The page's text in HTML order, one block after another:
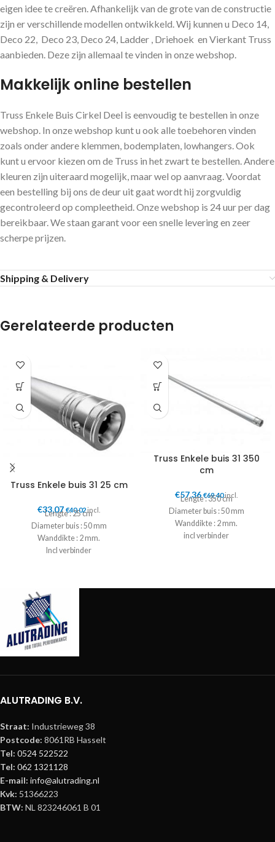
eigen idee te creëren. Afhankelijk van de grote van de constructie
zijn er verschillende modellen ontwikkeld. Wij kunnen u Deco 14,
Deco 22, Deco 23, Deco 24, Ladder , Driehoek en Vierkant Truss
aanbieden. Deze zijn allemaal te vinden in onze webshop.
Makkelijk online bestellen
Truss Enkele Buis Cirkel Deel is eenvoudig te bestellen in onze
webshop. In onze webshop kunt u ook alle toebehoren vinden
zoals onder andere klemmen, bodemplaten, lowhangers. Ook
kunt u ervoor kiezen om de Truss in het zwart te bestellen. Andere
kleuren zijn uiteraard mogelijk, maar wel op aanvraag. Voordat
een bestelling bij ons de deur uit gaat wordt hij zorgvuldig
gecontroleerd op compleetheid. Onze webshop is 24 uur per dag
bereikbaar. We staan garant voor een snelle levering en zeer
scherpe prijzen.
Shipping & Delivery
Gerelateerde producten
Truss Enkele buis 31 25 cm
€33,07 €40,02 incl.
Lengte : 25 cm
Diameter buis : 50 mm
Wanddikte : 2 mm.
Incl verbinder
Truss Enkele buis 31 350
cm
€57,36 €69,40incl.
Lengte : 350 cm
Diameter buis : 50 mm
Wanddikte : 2 mm.
incl verbinder
ALUTRADING B.V.
Straat: Industrieweg 38
Postcode: 8061RB Hasselt
Tel: 0524 522522
Tel: 062 1321128
E-mail: info@alutrading.nl
Kvk: 51366223
BTW: NL 823246061 B 01